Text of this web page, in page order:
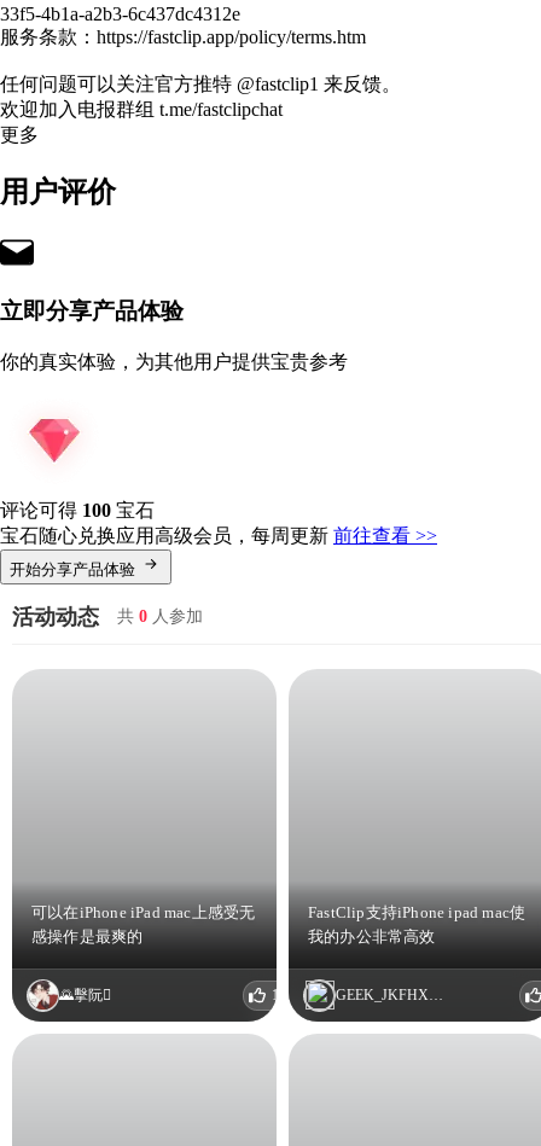
33f5-4b1a-a2b3-6c437dc4312e
服务条款：https://fastclip.app/policy/terms.htm
任何问题可以关注官方推特 @fastclip1 来反馈。
欢迎加入电报群组 t.me/fastclipchat
更多
用户评价
立即分享产品体验
你的真实体验，为其他用户提供宝贵参考
评论可得 100 宝石
宝石随心兑换应用高级会员，每周更新 前往查看 >>
开始分享产品体验
活动动态 共 0 人参加
可以在iPhone iPad mac上感受无
感操作是最爽的
🌄擊阮 1
FastClip支持iPhone ipad mac使
我的办公非常高效
GEEK_JKFHXAFA